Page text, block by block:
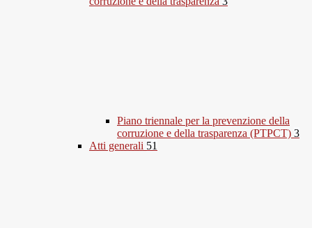
Piano triennale per la prevenzione della
corruzione e della trasparenza (PTPCT) 3
Atti generali 51